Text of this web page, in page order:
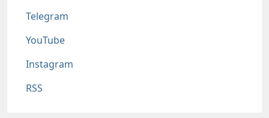
Telegram
YouTube
Instagram
RSS